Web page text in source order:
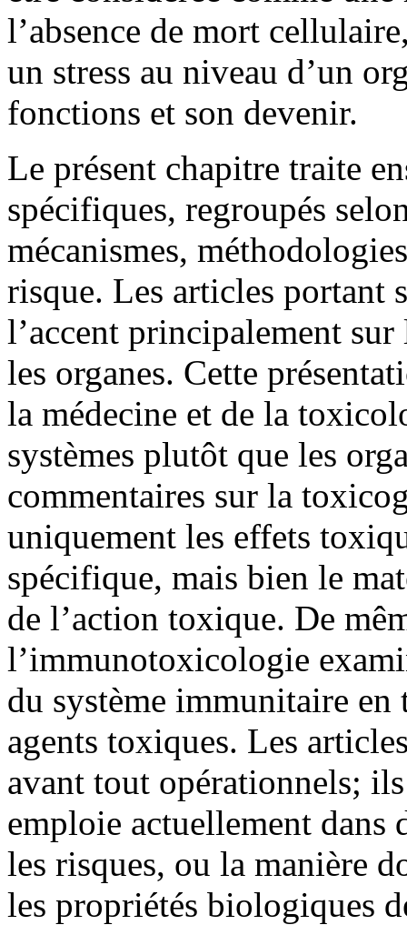
l’absence de mort
un stress au niveau d’un
fonctions et son devenir.
Le présent chapitre traite
spécifiques, regroupés
mécanismes,
risque. Les articles portant
l’accent principalement
les organes. Cette
la médecine et de la
systèmes plutôt que les
commentaires sur la
uniquement les effets
spécifique, mais bien le
de l’action toxique. De
l’immunotoxicologie
du système immunitaire
agents toxiques. Les
avant tout opérationnels;
emploie actuellement
les risques, ou la manière
les propriétés biologiques